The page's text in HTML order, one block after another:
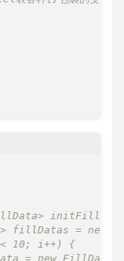
fillDatas = new
10; i++) {
= new